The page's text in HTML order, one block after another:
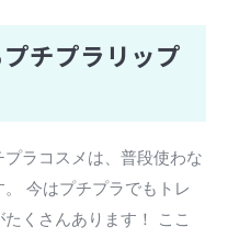
チプラリップ
ラコスメは、普段使わな
今はプチプラでもトレ
くさんあります！ ここ